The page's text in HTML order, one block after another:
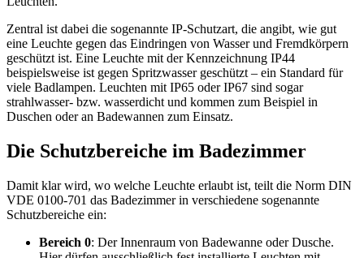
Zentral ist dabei die sogenannte IP-Schutzart, die angibt, wie gut
eine Leuchte gegen das Eindringen von Wasser und Fremdkörpern
geschützt ist. Eine Leuchte mit der Kennzeichnung IP44
beispielsweise ist gegen Spritzwasser geschützt – ein Standard für
viele Badlampen. Leuchten mit IP65 oder IP67 sind sogar
strahlwasser- bzw. wasserdicht und kommen zum Beispiel in
Duschen oder an Badewannen zum Einsatz.
Die Schutzbereiche im Badezimmer
Damit klar wird, wo welche Leuchte erlaubt ist, teilt die Norm DIN
VDE 0100-701 das Badezimmer in verschiedene sogenannte
Schutzbereiche ein:
Bereich 0: Der Innenraum von Badewanne oder Dusche.